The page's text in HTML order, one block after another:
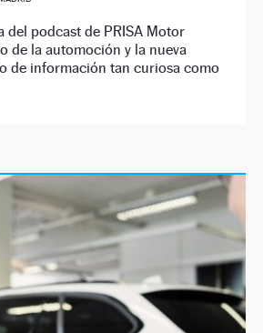
del podcast de PRISA Motor
de la automoción y la nueva
de información tan curiosa como